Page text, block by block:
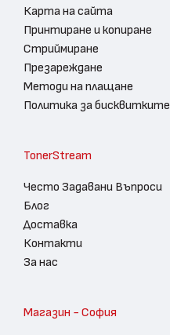
Карта на сайта
Принтиране и копиране
Стриймиране
Презареждане
Методи на плащане
Политика за бисквитките
TonerStream
Често Задавани Въпроси
Блог
Доставка
Контакти
За нас
Магазин - София